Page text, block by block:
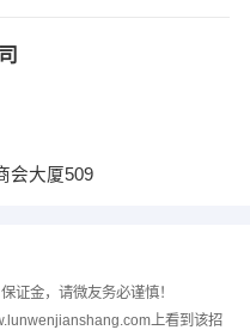
会大厦509
证金，请微友务必谨慎！
上看到该招